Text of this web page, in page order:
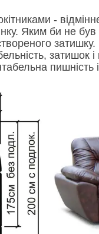
-
Яким би не був
затишок